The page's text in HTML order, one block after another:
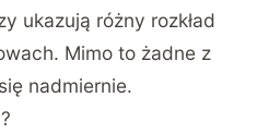
ukazują różny rozkład
Mimo to żadne z
nadmiernie.